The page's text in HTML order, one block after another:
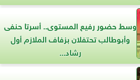
وسط حضور رفيع المستوى.. أسرتا حنفى
وأبوطالب تحتفلان بزفاف الملازم أول
رشاد...